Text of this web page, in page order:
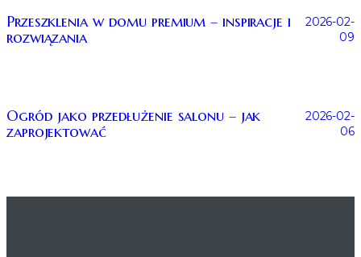
Przeszklenia w domu premium – inspiracje i
rozwiązania
2026-02-
09
Ogród jako przedłużenie salonu – jak
zaprojektować
2026-02-
06